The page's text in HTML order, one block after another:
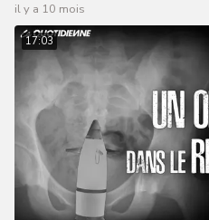
il y a 10 mois
17:03